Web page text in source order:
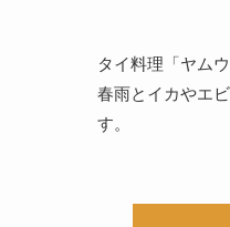
タイ料理「ヤム
春雨とイカやエ
す。